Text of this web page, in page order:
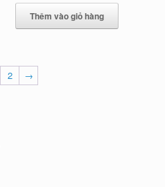
là:
₫760,000.
tại
là:
₫650,000.
Thêm vào giỏ hàng
2 →